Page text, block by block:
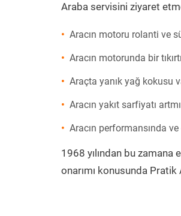
Araba servisini ziyaret
Aracın motoru rolanti ve
Aracın motorunda bir
Araçta yanık yağ kokusu
Aracın yakıt sarfiyatı
Aracın performansında
1968 yılından bu
onarımı konusunda Pratik